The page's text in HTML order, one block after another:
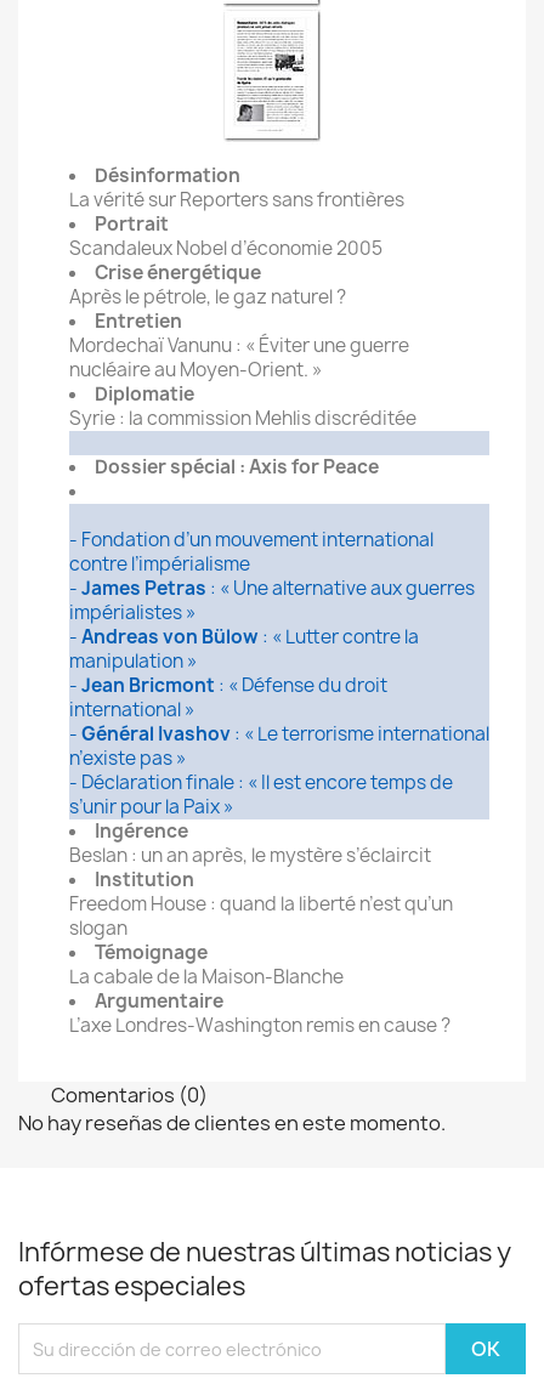
Désinformation
La vérité sur Reporters sans frontières
Portrait
Scandaleux Nobel d’économie 2005
Crise énergétique
Après le pétrole, le gaz naturel ?
Entretien
Mordechaï Vanunu : « Éviter une guerre
nucléaire au Moyen-Orient. »
Diplomatie
Syrie : la commission Mehlis discréditée
Dossier spécial : Axis for Peace
- Fondation d’un mouvement international
contre l’impérialisme
-James Petras : « Une alternative aux guerres
impérialistes »
-Andreas von Bülow : « Lutter contre la
manipulation »
-Jean Bricmont : « Défense du droit
international »
-Général Ivashov: « Le terrorisme international
n’existe pas »
- Déclaration finale : « Il est encore temps de
s’unir pour la Paix »
Ingérence
Beslan : un an après, le mystère s’éclaircit
Institution
Freedom House : quand la liberté n’est qu’un
slogan
Témoignage
La cabale de la Maison-Blanche
Argumentaire
L’axe Londres-Washington remis en cause ?
Comentarios (0)
No hay reseñas de clientes en este momento.
Infórmese de nuestras últimas noticias y
ofertas especiales